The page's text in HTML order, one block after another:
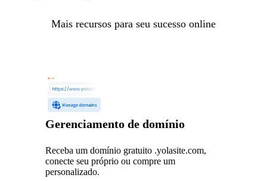
Mais recursos para seu sucesso online
Gerenciamento de domínio
Receba um domínio gratuito .yolasite.com,
conecte seu próprio ou compre um
personalizado.